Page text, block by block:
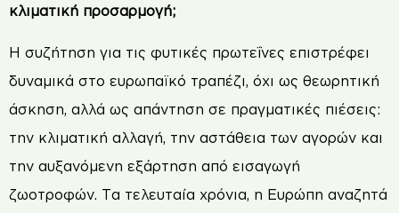
κλιματική προσαρμογή;
Η συζήτηση για τις φυτικές πρωτεΐνες επιστρέφει
δυναμικά στο ευρωπαϊκό τραπέζι, όχι ως θεωρητική
άσκηση, αλλά ως απάντηση σε πραγματικές πιέσεις:
την κλιματική αλλαγή, την αστάθεια των αγορών και
την αυξανόμενη εξάρτηση από εισαγωγή
ζωοτροφών. Τα τελευταία χρόνια, η Ευρώπη αναζητά